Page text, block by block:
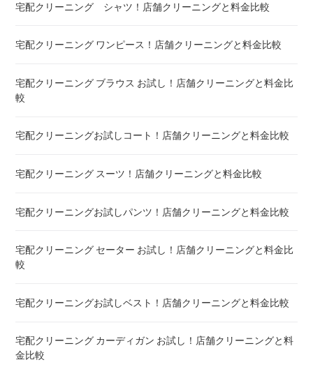
布団クリーニング ! ダニ除去率ランキング
布団クリーニング 真空圧縮サービス 料金比較 ! 市販の圧縮袋
宅配クリーニング 絨毯・カーペット ! 料金 比較
宅配クリーニング シーツ ! 安いランキング
布団クリーニング 敷布団 ! 料金 比較
布団クリーニング ベビーふとん ! 料金 比較
宅配クリーニング シャツ！店舗クリーニングと料金比較
宅配クリーニング ワンピース！店舗クリーニングと料金比較
宅配クリーニング ブラウス お試し！店舗クリーニングと料金比
較
宅配クリーニングお試しコート！店舗クリーニングと料金比較
宅配クリーニング スーツ！店舗クリーニングと料金比較
宅配クリーニングお試しパンツ！店舗クリーニングと料金比較
宅配クリーニング セーター お試し！店舗クリーニングと料金比
較
宅配クリーニングお試しベスト！店舗クリーニングと料金比較
宅配クリーニング カーディガン お試し！店舗クリーニングと料
金比較